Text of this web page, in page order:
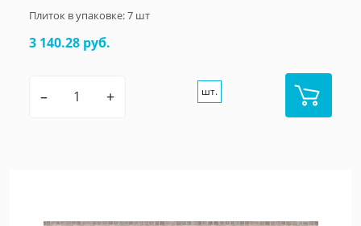
Плиток в упаковке:7 шт
3 140.28 руб.
– + шт.